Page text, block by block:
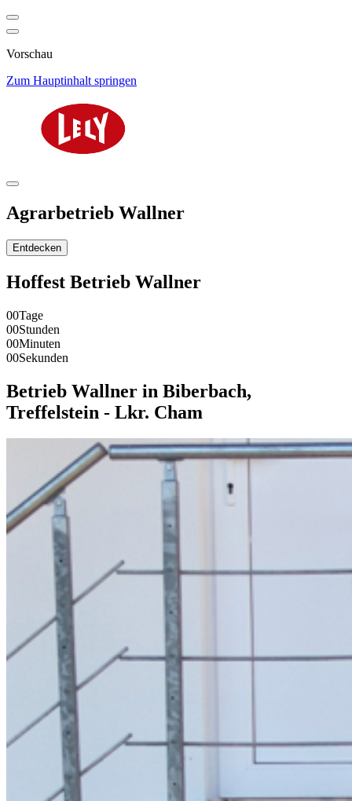
Vorschau
Zum Hauptinhalt springen
Agrarbetrieb Wallner
Entdecken
Hoffest Betrieb Wallner
00Tage
00Stunden
00Minuten
00Sekunden
Betrieb Wallner in Biberbach,
Treffelstein - Lkr. Cham